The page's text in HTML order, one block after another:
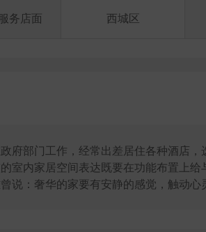
务店面 西城区
府部门工作，经常出差居住各种酒店
室内家居空间表达既要在功能布置上给
说：奢华的家要有安静的感觉，触动心